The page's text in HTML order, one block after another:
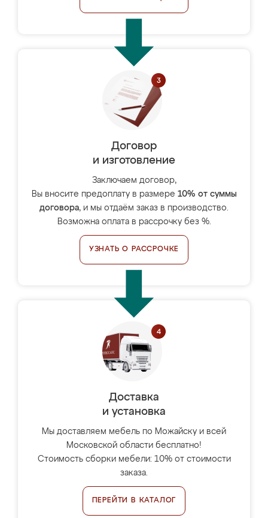
Договор
и изготовление
Заключаем договор,
Вы вносите предоплату в размере 10% от суммы
договора, и мы отдаём заказ в производство.
Возможна оплата в рассрочку без %.
УЗНАТЬ О РАССРОЧКЕ
Доставка
и установка
Мы доставляем мебель по Можайску и всей
Московской области бесплатно!
Стоимость сборки мебели: 10% от стоимости
заказа.
ПЕРЕЙТИ В КАТАЛОГ